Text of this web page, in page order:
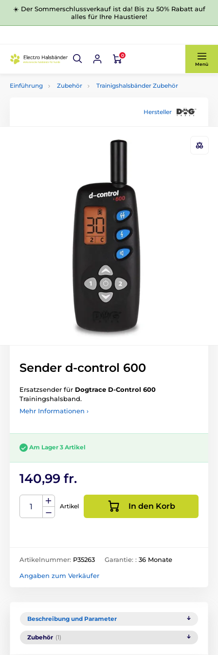
☀️ Der Sommerschlussverkauf ist da! Bis zu 50% Rabatt auf
alles für Ihre Haustiere!
0
Menü
Einführung Zubehör Trainigshalsbänder Zubehör
Hersteller
Sender d-control 600
Ersatzsender für Dogtrace D-Control 600
Trainingshalsband.
Mehr Informationen ›
Am Lager 3 Artikel
140,99 fr.
Artikel In den Korb
Artikelnummer: P35263 Garantie: : 36 Monate
Angaben zum Verkäufer
Beschreibung und Parameter
Zubehör (1)